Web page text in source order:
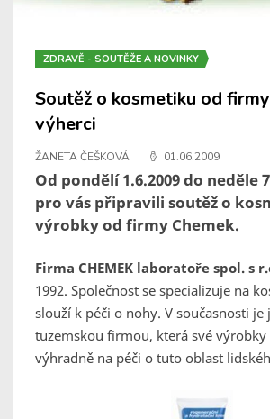
ZDRAVĚ - SOUTĚŽE A NOVINKY
Soutěž o kosmetiku od
výherci
ŽANETA ČEŠKOVÁ 01.06.2009
Od pondělí 1.6.2009 do neděle
pro vás připravili soutěž o
výrobky od firmy Chemek.
Firma CHEMEK laboratoře spol. s
1992. Společnost se specializuje na
slouží k péči o nohy. V současnosti je
tuzemskou firmou, která své výrobky
výhradně na péči o tuto oblast